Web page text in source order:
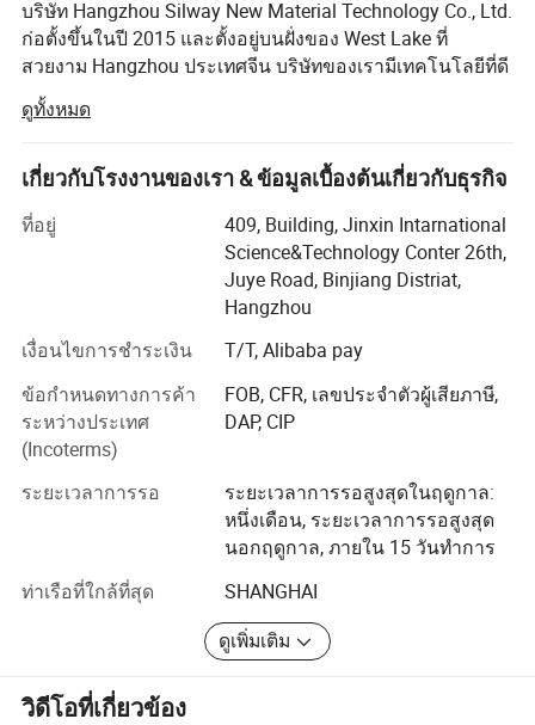
การใช้งาน
ปริมาณสารเติมที่มีขนาดเล็กเพียง 0.1 เปอร์เซ็นต์อาจ
เพียงพอสำหรับการใช้ Silway 520 เป็นสารพื้นผิวหรือ
สำหรับการถอนการอมครีมและโลชั่น
อย่างไรก็ตามการใช้งาน 1 - 10 % ต้องใช้ครีมสำหรับ
มือและโลชั่นเพื่อสร้างภาพยนตร์ที่มีความสม่ำเสมอ
และการป้องกันที่มีประสิทธิภาพ
เกี่ยวกับเรา
บริษัท Hangzhou Silway New Material Technology Co., Ltd.
ก่อตั้งขึ้นในปี 2015 และตั้งอยู่บนฝั่งของ West Lake ที่
สวยงาม Hangzhou ประเทศจีน บริษัทของเรามีเทคโนโลยีที่ดี
สำหรับสารเติมแต่งทางการเกษตรและสารเติมแต่งทาง
อุตสาหกรรมและเป็นซัพพลายเออร์คุณภาพสูงที่มีโรงงานของ
ตนเองและมีประสบการณ์ด้านทีมงาน R&D ผลิตภัณฑ์ของเรา
มีจำหน่ายทั่วโลกด้วยคุณภาพระดับสูง
อุปกรณ์ลดแรงตึงผิวแบบซิลิโคนที่พัฒนาโดย Hzsilway มี
ลักษณะที่ช่วยลดแรงตึงผิวกระจายและมีความสามารถใน
การขุดเจาะต้านทานการซักฝนและการป้องกันการผิดเพี้ยน
สามารถปรับปรุงประสิทธิภาพการใช้ยากำจัดวัชพืชและยา
ปกป้องสิ่งแวดล้อม นอกจากนี้เรายังได้พัฒนาผู้ผลิตชิ้นส่วน
กันน้ำสารหล่อลื่นและผลิตภัณฑ์อื่นๆที่มีคุณภาพยอดเยี่ยมซึ่ง
เป็นที่ยอมรับอย่างกว้างขวางในตลาด
บริษัท Silway ดำเนินการตามระบบบริษัทสมัยใหม่จัดตั้ง
แนวคิดการพัฒนาทางวิทยาศาสตร์โดยยึดมั่นในการบริหาร
ภายในอย่างละเอียดส่งเสริมนวัตกรรมทางเทคโนโลยีอย่าง
ต่อเนื่องพัฒนาความสามารถในการแข่งขันทางการตลาด
ตนเองเพื่อสร้างความมั่งคั่งให้กับสังคมสร้างผลกำไรให้กับ
บริษัทสร้างผลประโยชน์ให้กับพนักงานเพื่อที่ Silway จะ
สามารถพัฒนาได้อย่างมั่นคงรวดเร็วและยั่งยืน
เรายึดมั่นในปณิธานที่เรามีต่อ Silway ซึ่งเป็นวิธีการคิดค้น
ดูทั้งหมด
เกี่ยวกับโรงงานของเรา & ข้อมูลเบื้องต้นเกี่ยวกับธุรกิจ
ที่อยู่
409, Building, Jinxin Intarnational
Science&Technology Conter 26th,
Juye Road, Binjiang Distriat,
Hangzhou
เงื่อนไขการชำระเงิน
T/T, Alibaba pay
ข้อกำหนดทางการค้า
ระหว่างประเทศ
(Incoterms)
FOB, CFR, เลขประจำตัวผู้เสียภาษี,
DAP, CIP
ระยะเวลาการรอ
ระยะเวลาการรอสูงสุดในฤดูกาล:
หนึ่งเดือน, ระยะเวลาการรอสูงสุด
นอกฤดูกาล, ภายใน 15 วันทำการ
ท่าเรือที่ใกล้ที่สุด
SHANGHAI
ดูเพิ่มเติม
วิดีโอที่เกี่ยวข้อง